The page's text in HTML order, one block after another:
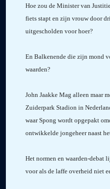
Hoe zou de Minister van
fiets stapt en zijn vrouw door
uitgescholden voor hoer?
En Balkenende die zijn mond
waarden?
John Jaakke Mag alleen maar
Zuiderpark Stadion in
waar Spong wordt opgepakt
ontwikkelde jongeheer naast
Het normen en waarden-debat
voor als de laffe overheid niet